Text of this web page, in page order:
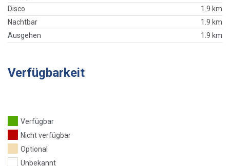
Disco
1.9 km
Nachtbar
1.9 km
Ausgehen
1.9 km
Verfügbarkeit
Verfügbar
Nicht verfügbar
Optional
Unbekannt